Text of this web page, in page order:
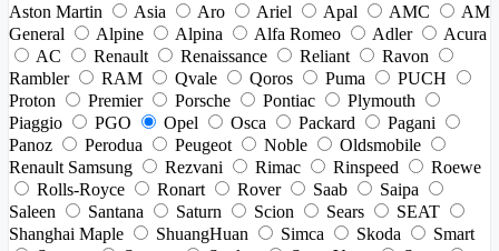
Aston Martin
Asia Aro Ariel Apal AMC
AM
General
Alpine Alpina Alfa Romeo Adler
Acura
AC
Renault Renaissance Reliant
Ravon
Rambler
RAM Qvale Qoros Puma
PUCH
Proton
Premier Porsche Pontiac
Plymouth
Piaggio
PGO Opel Osca Packard
Pagani
Panoz
Perodua Peugeot Noble
Oldsmobile
Renault Samsung
Rezvani Rimac Rinspeed
Roewe
Rolls-Royce
Ronart Rover Saab
Saipa
Saleen
Santana Saturn Scion Sears
SEAT
Shanghai Maple
ShuangHuan Simca Skoda
Smart